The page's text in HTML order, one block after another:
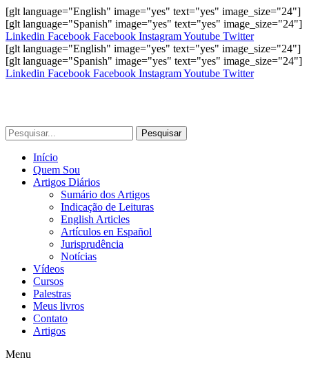
[glt language="English" image="yes" text="yes" image_size="24"]
[glt language="Spanish" image="yes" text="yes" image_size="24"]
Linkedin Facebook Facebook InstagramYoutube Twitter
[glt language="English" image="yes" text="yes" image_size="24"]
[glt language="Spanish" image="yes" text="yes" image_size="24"]
Linkedin Facebook Facebook InstagramYoutube Twitter
Pesquisar
Início
Quem Sou
Artigos Diários
Sumário dos Artigos
Indicação de Leituras
English Articles
Artículos en Español
Jurisprudência
Notícias
Vídeos
Cursos
Palestras
Meus livros
Contato
Artigos
Menu